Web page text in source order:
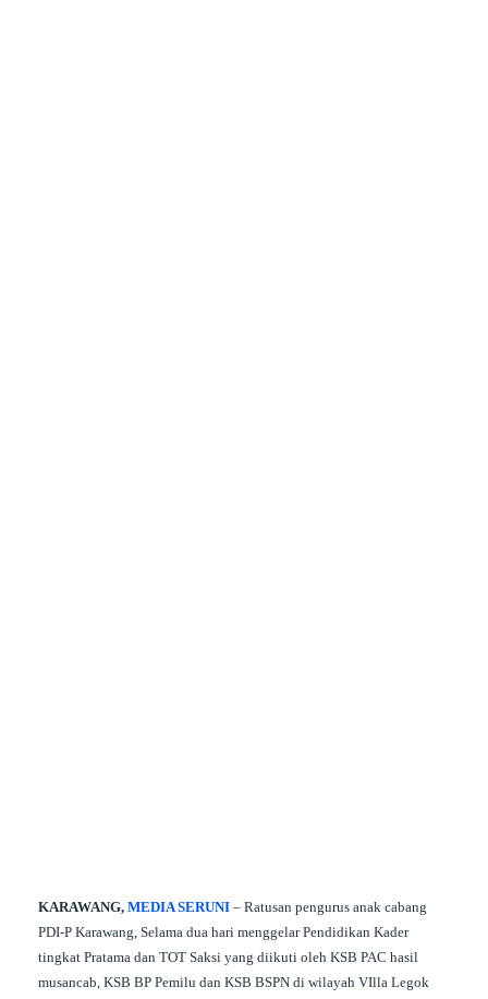
KARAWANG, MEDIA SERUNI – Ratusan pengurus anak cabang
PDI-P Karawang, Selama dua hari menggelar Pendidikan Kader
tingkat Pratama dan TOT Saksi yang diikuti oleh KSB PAC hasil
musancab, KSB BP Pemilu dan KSB BSPN di wilayah VIlla Legok